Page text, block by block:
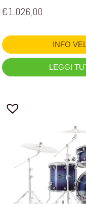
€1.026,00
INFO
LEGGI